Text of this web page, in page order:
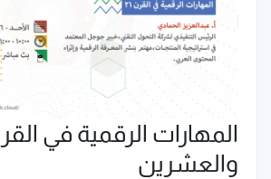
المهارات الرقمية في
والعشرين